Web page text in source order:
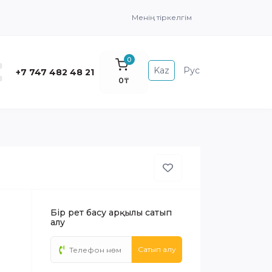
Менің тіркелгім
+7 747 482 48 21
0
0₸
Kaz Рус
Бір рет басу арқылы сатып
алу
Сатып алу